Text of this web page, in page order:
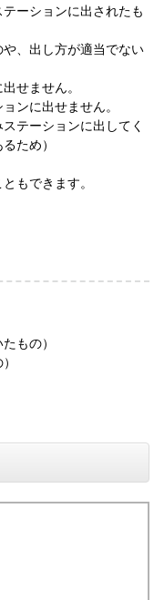
ーションに出されたも
、出し方が適当でない
せません。
ンに出せません。
テーションに出してく
ため）
もできます。
もの）